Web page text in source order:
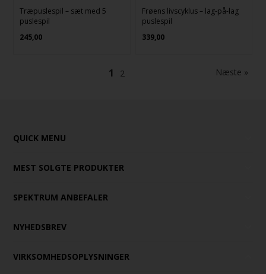
Træpuslespil – sæt med 5
puslespil
245,00
Frøens livscyklus – lag-på-lag
puslespil
339,00
1 2 Næste »
QUICK MENU
MEST SOLGTE PRODUKTER
SPEKTRUM ANBEFALER
NYHEDSBREV
VIRKSOMHEDSOPLYSNINGER